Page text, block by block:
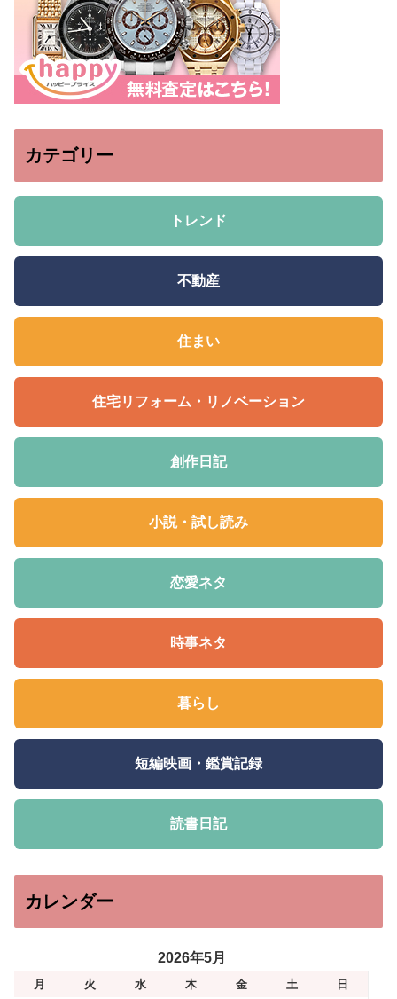
カテゴリー
トレンド
不動産
住まい
住宅リフォーム・リノベーション
創作日記
小説・試し読み
恋愛ネタ
時事ネタ
暮らし
短編映画・鑑賞記録
読書日記
カレンダー
2026年5月
月 火 水 木 金 土 日